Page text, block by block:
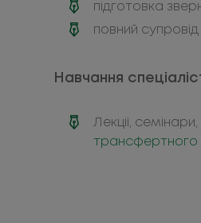
підготовка
повний
Навчання
Лекції,
трансфертного